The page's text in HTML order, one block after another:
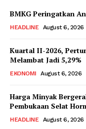
BMKG Peringatkan
HEADLINE August 6, 2026
Kuartal II-2026,
Melambat Jadi 5,29%
EKONOMI August 6, 2026
Harga Minyak
Pembukaan Selat
HEADLINE August 6, 2026